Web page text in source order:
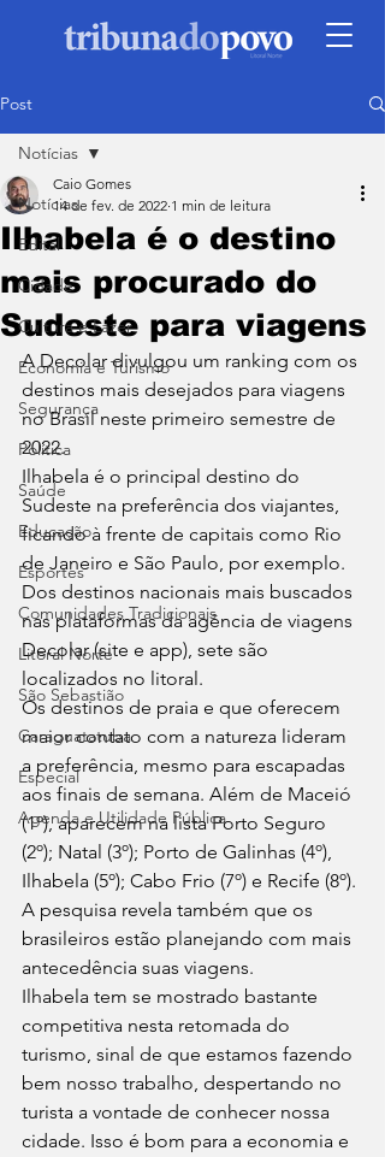
Post
Notícias
Edital
Cidade
Cultura e Lazer
Economia e Turismo
Segurança
Política
Saúde
Educação
Esportes
Comunidades Tradicionais
Litoral Norte
São Sebastião
Caraguatatuba
Especial
Agenda e Utilidade Pública
Notícias
Ilhabela é o destino
mais procurado do
Sudeste para viagens
Caio Gomes
14 de fev. de 2022 1 min de leitura
A Decolar divulgou um ranking com os
destinos mais desejados para viagens
no Brasil neste primeiro semestre de
2022.
Ilhabela é o principal destino do
Sudeste na preferência dos viajantes,
ficando à frente de capitais como Rio
de Janeiro e São Paulo, por exemplo.
Dos destinos nacionais mais buscados
nas plataformas da agência de viagens
Decolar (site e app), sete são
localizados no litoral.
Os destinos de praia e que oferecem
maior contato com a natureza lideram
a preferência, mesmo para escapadas
aos finais de semana. Além de Maceió
(1º), aparecem na lista Porto Seguro
(2º); Natal (3º); Porto de Galinhas (4º),
Ilhabela (5º); Cabo Frio (7º) e Recife (8º).
A pesquisa revela também que os
brasileiros estão planejando com mais
antecedência suas viagens.
Ilhabela tem se mostrado bastante
competitiva nesta retomada do
turismo, sinal de que estamos fazendo
bem nosso trabalho, despertando no
turista a vontade de conhecer nossa
cidade. Isso é bom para a economia e